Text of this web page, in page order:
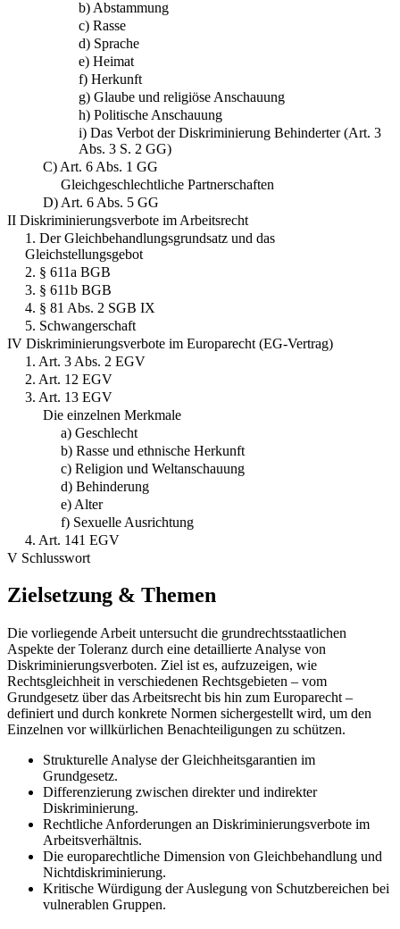
b) Abstammung
c) Rasse
d) Sprache
e) Heimat
f) Herkunft
g) Glaube und religiöse Anschauung
h) Politische Anschauung
i) Das Verbot der Diskriminierung Behinderter (Art. 3
Abs. 3 S. 2 GG)
C) Art. 6 Abs. 1 GG
Gleichgeschlechtliche Partnerschaften
D) Art. 6 Abs. 5 GG
II Diskriminierungsverbote im Arbeitsrecht
1. Der Gleichbehandlungsgrundsatz und das
Gleichstellungsgebot
2. § 611a BGB
3. § 611b BGB
4. § 81 Abs. 2 SGB IX
5. Schwangerschaft
IV Diskriminierungsverbote im Europarecht (EG-Vertrag)
1. Art. 3 Abs. 2 EGV
2. Art. 12 EGV
3. Art. 13 EGV
Die einzelnen Merkmale
a) Geschlecht
b) Rasse und ethnische Herkunft
c) Religion und Weltanschauung
d) Behinderung
e) Alter
f) Sexuelle Ausrichtung
4. Art. 141 EGV
V Schlusswort
Zielsetzung & Themen
Die vorliegende Arbeit untersucht die grundrechtsstaatlichen
Aspekte der Toleranz durch eine detaillierte Analyse von
Diskriminierungsverboten. Ziel ist es, aufzuzeigen, wie
Rechtsgleichheit in verschiedenen Rechtsgebieten – vom
Grundgesetz über das Arbeitsrecht bis hin zum Europarecht –
definiert und durch konkrete Normen sichergestellt wird, um den
Einzelnen vor willkürlichen Benachteiligungen zu schützen.
Strukturelle Analyse der Gleichheitsgarantien im
Grundgesetz.
Differenzierung zwischen direkter und indirekter
Diskriminierung.
Rechtliche Anforderungen an Diskriminierungsverbote im
Arbeitsverhältnis.
Die europarechtliche Dimension von Gleichbehandlung und
Nichtdiskriminierung.
Kritische Würdigung der Auslegung von Schutzbereichen bei
vulnerablen Gruppen.